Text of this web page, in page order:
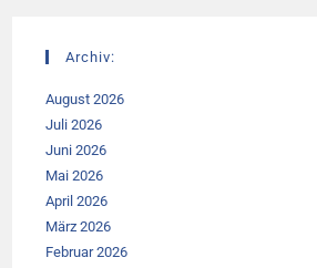
Archiv:
August 2026
Juli 2026
Juni 2026
Mai 2026
April 2026
März 2026
Februar 2026